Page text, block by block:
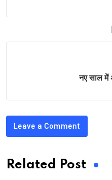
नए साल में
Leave a Comment
Related Post